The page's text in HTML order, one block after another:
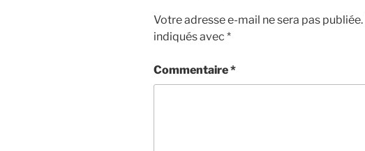
Votre adresse e-mail ne sera pas publiée.
indiqués avec *
Commentaire*